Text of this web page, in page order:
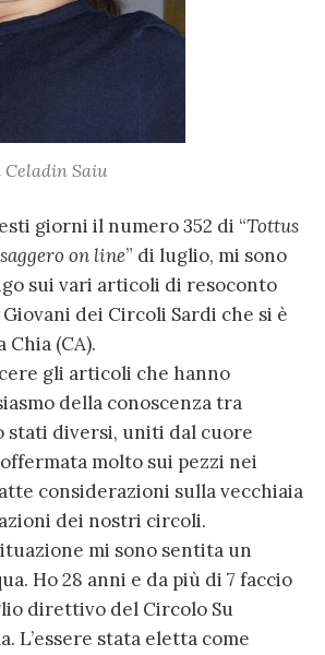
Saiu
giorni il numero 352 di “Tottus
on line” di luglio, mi sono
sui vari articoli di resoconto
dei Circoli Sardi che si è
(CA).
gli articoli che hanno
della conoscenza tra
stati diversi, uniti dal cuore
molto sui pezzi nei
considerazioni sulla vecchiaia
dei nostri circoli.
mi sono sentita un
Ho 28 anni e da più di 7 faccio
direttivo del Circolo Su
L’essere stata eletta come